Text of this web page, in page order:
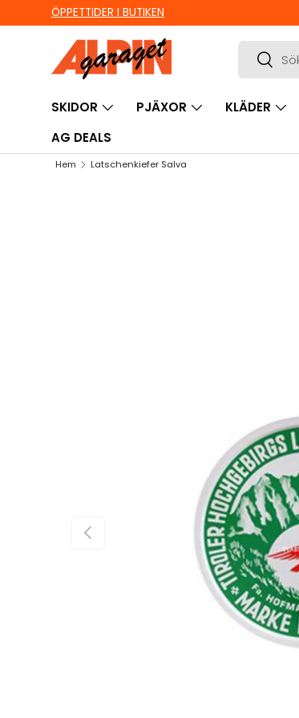
HOPPA TILL INNEHÅLL
ÖPPETTIDER I BUTIKEN
Sök
Sök
SKIDOR PJÄXOR KLÄDER
AG DEALS
Hem Latschenkiefer Salva
FÖREGÅENDE